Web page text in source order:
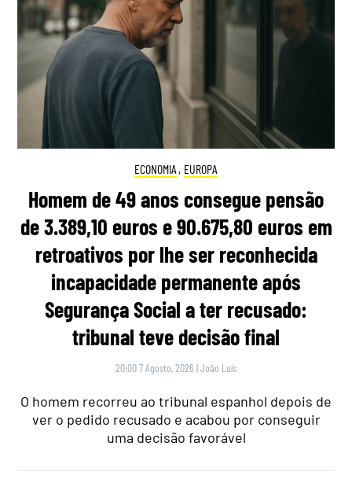
ECONOMIA , EUROPA
Homem de 49 anos consegue pensão
de 3.389,10 euros e 90.675,80 euros em
retroativos por lhe ser reconhecida
incapacidade permanente após
Segurança Social a ter recusado:
tribunal teve decisão final
20:00 7 Agosto, 2026 |João Luís
O homem recorreu ao tribunal espanhol depois de
ver o pedido recusado e acabou por conseguir
uma decisão favorável